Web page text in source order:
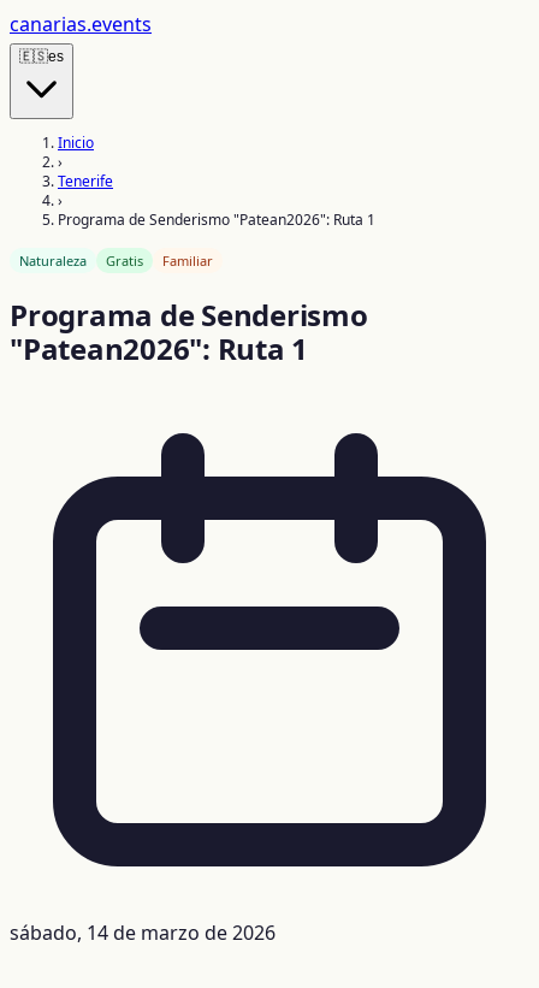
canarias.events
🇪🇸es
Inicio
›
Tenerife
›
Programa de Senderismo "Patean2026": Ruta 1
Naturaleza Gratis Familiar
Programa de Senderismo
"Patean2026": Ruta 1
sábado, 14 de marzo de 2026